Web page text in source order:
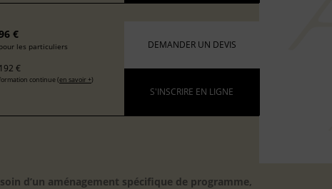
€
pour les particuliers
192 €
continue (en savoir +)
DEMANDER UN DEVIS
S'INSCRIRE EN LIGNE
d’un aménagement spécifique de programme,